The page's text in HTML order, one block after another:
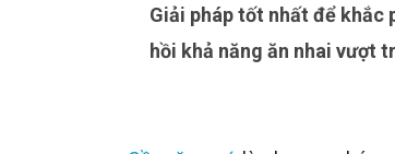
Giải pháp tốt nhất để khắc
hồi khả năng ăn nhai vượt